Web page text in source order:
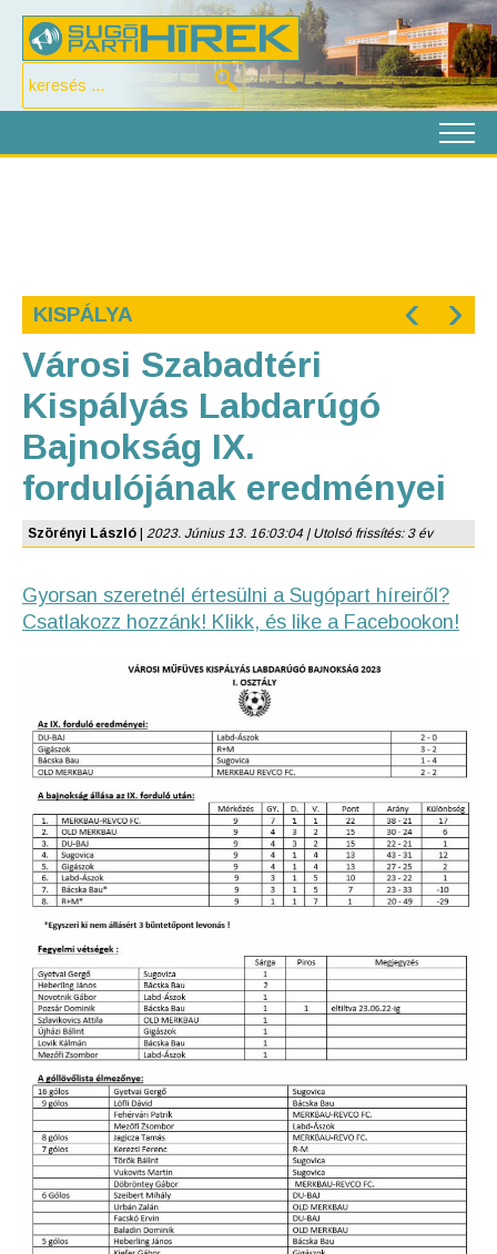
KISPÁLYA ‹ ›
Városi Szabadtéri
Kispályás Labdarúgó
Bajnokság IX.
fordulójának eredményei
Szörényi László 2023. Június 13. 16:03:04 | Utolsó frissítés: 3 év
Gyorsan szeretnél értesülni a Sugópart híreiről?
Csatlakozz hozzánk! Klikk, és like a Facebookon!